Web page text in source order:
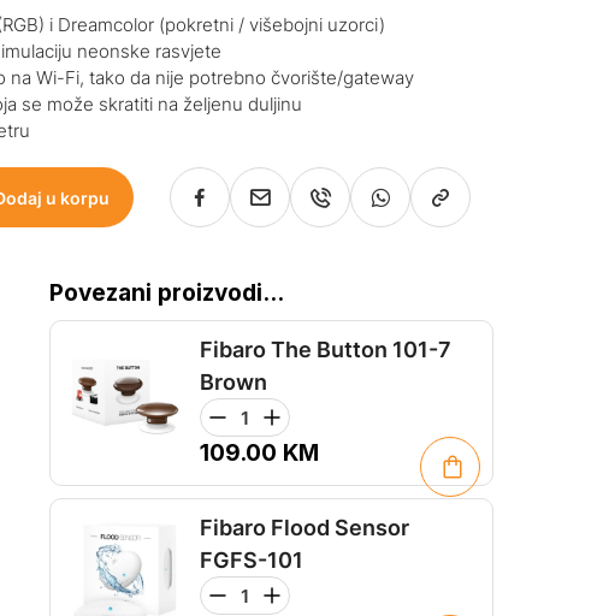
i Dreamcolor (pokretni / višebojni uzorci)
neonske rasvjete
na Wi-Fi, tako da nije potrebno čvorište/gateway
se može skratiti na željenu duljinu
u korpu
Povezani proizvodi...
Fibaro The Button 101-7
Brown
109.00 KM
Fibaro Flood Sensor
FGFS-101